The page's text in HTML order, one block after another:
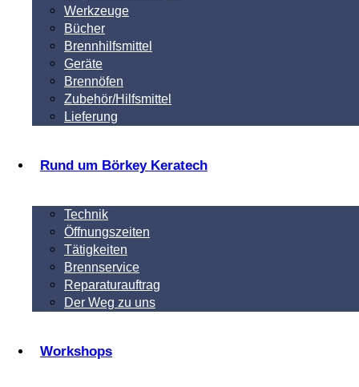
Werkzeuge
Bücher
Brennhilfsmittel
Geräte
Brennöfen
Zubehör/Hilfsmittel
Lieferung
Rund um Börkey Keratech
Technik
Öffnungszeiten
Tätigkeiten
Brennservice
Reparaturauftrag
Der Weg zu uns
Workshops